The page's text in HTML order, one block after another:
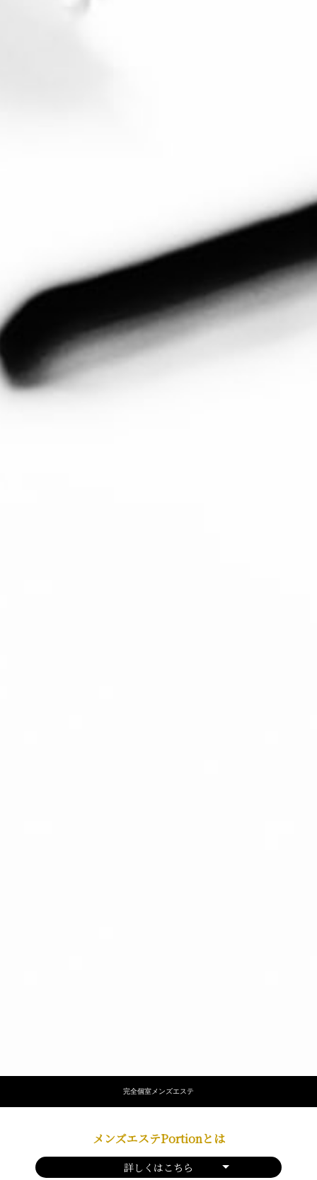
完全個室メンズエステ
メンズエステPortionとは
詳しくはこちら